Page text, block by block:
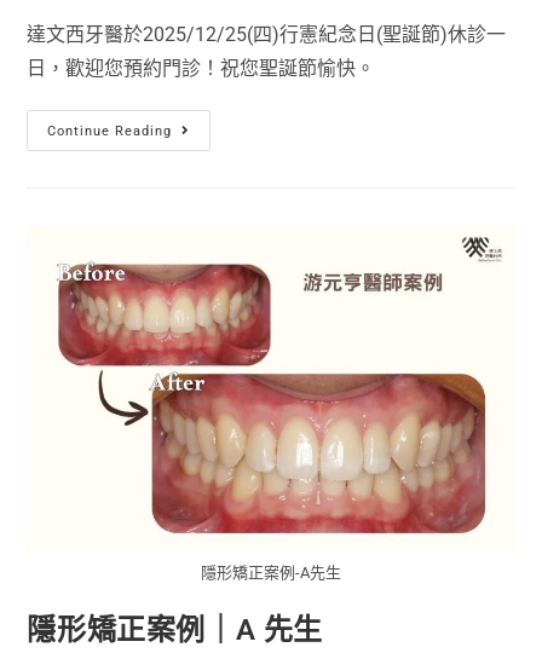
達文西牙醫於2025/12/25(四)行憲紀念日(聖誕節)休診一
日，歡迎您預約門診！祝您聖誕節愉快。
Continue Reading
隱形矯正案例-A先生
隱形矯正案例｜A 先生